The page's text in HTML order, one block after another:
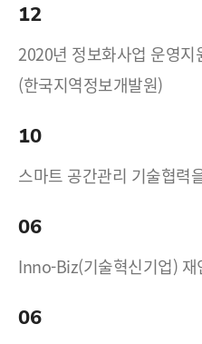
12
2020년 정보화사업 운영
(한국지역정보개발원)
10
스마트 공간관리 기술협력
06
Inno-Biz(기술혁신기업) 재
06